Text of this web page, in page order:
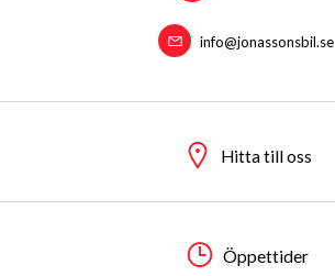
info@jonassonsbil.se
Hitta till oss
Öppettider